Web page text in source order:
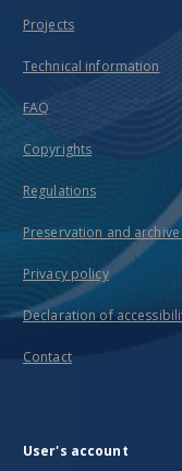
Projects
Technical information
FAQ
Copyrights
Regulations
Preservation and
Privacy policy
Declaration of
Contact
User's account